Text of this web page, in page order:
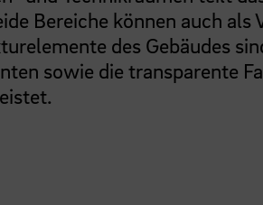
Bereiche können auch als
des Gebäudes
sowie die transparente